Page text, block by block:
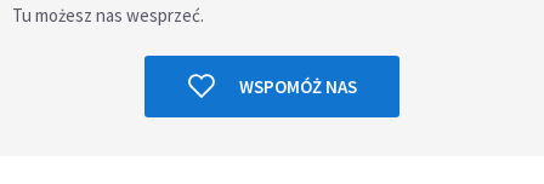
Tu możesz nas wesprzeć.
WSPOMÓŻ NAS